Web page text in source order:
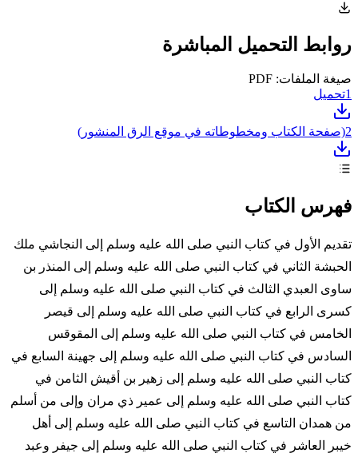
روابط التحميل المباشرة
صيغة الملفات: PDF
1تحميل
2(صفحة الكتاب ومخطوطاته في موقع الرق المنشور)
فهرس الكتاب
تقديم الأول في كتاب النبي صلى الله عليه وسلم إلى النجاشي ملك
الحبشة الثاني في كتاب النبي صلى الله عليه وسلم إلى المنذر بن
ساوى العبدي الثالث في كتاب النبي صلى الله عليه وسلم إلى
كسرى الرابع في كتاب النبي صلى الله عليه وسلم إلى قيصر
الخامس في كتاب النبي صلى الله عليه وسلم إلى المقوقس
السادس في كتاب النبي صلى الله عليه وسلم إلى جهينة السابع في
كتاب النبي صلى الله عليه وسلم إلى زهير بن أقيش الثامن في
كتاب النبي صلى الله عليه وسلم إلى عمير ذي مران وإلى من أسلم
من همدان التاسع في كتاب النبي صلى الله عليه وسلم إلى أهل
خيبر العاشر في كتاب النبي صلى الله عليه وسلم إلى جيفر وعبد